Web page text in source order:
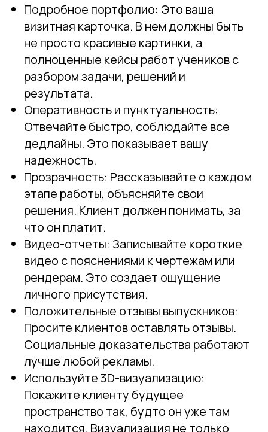
Подробное портфолио: Это ваша
визитная карточка. В нем должны быть
не просто красивые картинки, а
полноценные кейсы работ учеников с
разбором задачи, решений и
результата.
Оперативность и пунктуальность:
Отвечайте быстро, соблюдайте все
дедлайны. Это показывает вашу
надежность.
Прозрачность: Рассказывайте о каждом
этапе работы, объясняйте свои
решения. Клиент должен понимать, за
что он платит.
Видео-отчеты: Записывайте короткие
видео с пояснениями к чертежам или
рендерам. Это создает ощущение
личного присутствия.
Положительные отзывы выпускников:
Просите клиентов оставлять отзывы.
Социальные доказательства работают
лучше любой рекламы.
Используйте 3D-визуализацию:
Покажите клиенту будущее
пространство так, будто он уже там
находится. Визуализация не только